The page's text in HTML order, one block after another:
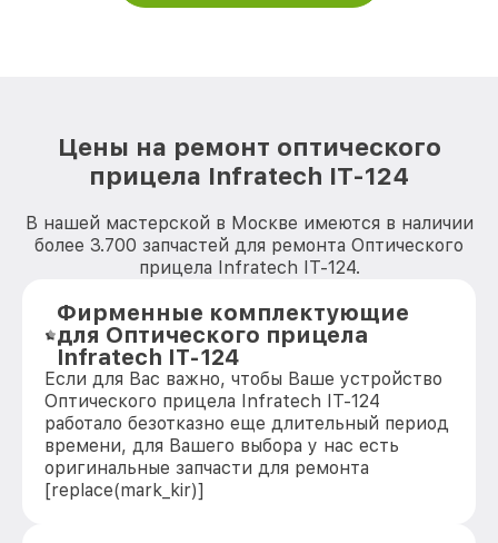
Цены на ремонт оптического
прицела Infratech IT-124
В нашей мастерской в Москве имеются в наличии
более 3.700 запчастей для ремонта Оптического
прицела Infratech IT-124.
Фирменные комплектующие
для Оптического прицела
Infratech IT-124
Если для Вас важно, чтобы Ваше устройство
Оптического прицела Infratech IT-124
работало безотказно еще длительный период
времени, для Вашего выбора у нас есть
оригинальные запчасти для ремонта
[replace(mark_kir)]